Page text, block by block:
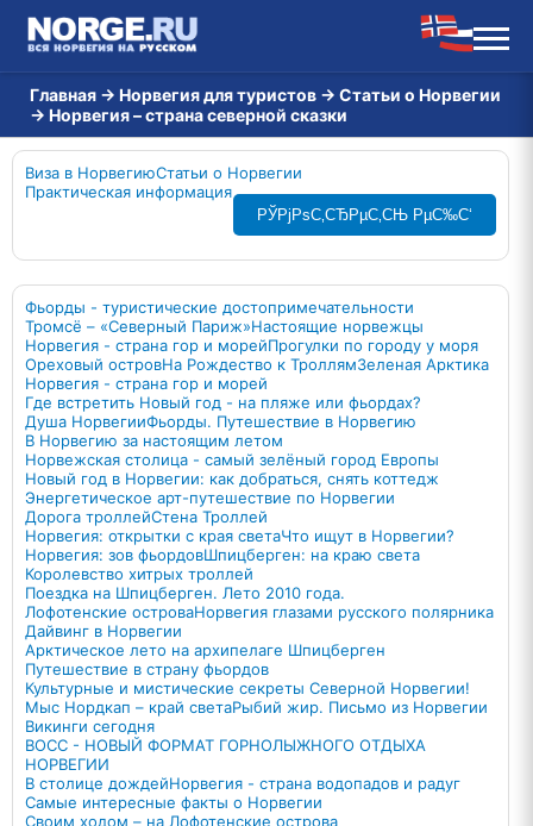
Главная → Норвегия для туристов → Статьи о Норвегии
→ Норвегия – страна северной сказки
Виза в НорвегиюСтатьи о Норвегии
Практическая информация
РЎРјРѕС‚СЂРµС‚СЊ РµС‰С‘
Фьорды - туристические достопримечательности
Тромсё – «Северный Париж»Настоящие норвежцы
Норвегия - страна гор и морейПрогулки по городу у моря
Ореховый островНа Рождество к ТроллямЗеленая Арктика
Норвегия - страна гор и морей
Где встретить Новый год - на пляже или фьордах?
Душа НорвегииФьорды. Путешествие в Норвегию
В Норвегию за настоящим летом
Норвежская столица - самый зелёный город Европы
Новый год в Норвегии: как добраться, снять коттедж
Энергетическое арт-путешествие по Норвегии
Дорога троллейСтена Троллей
Норвегия: открытки с края светаЧто ищут в Норвегии?
Норвегия: зов фьордовШпицберген: на краю света
Королевство хитрых троллей
Поездка на Шпицберген. Лето 2010 года.
Лофотенские островаНорвегия глазами русского полярника
Дайвинг в Норвегии
Арктическое лето на архипелаге Шпицберген
Путешествие в страну фьордов
Культурные и мистические секреты Северной Норвегии!
Мыс Нордкап – край светаРыбий жир. Письмо из Норвегии
Викинги сегодня
ВОСС - НОВЫЙ ФОРМАТ ГОРНОЛЫЖНОГО ОТДЫХА
НОРВЕГИИ
В столице дождейНорвегия - страна водопадов и радуг
Самые интересные факты о Норвегии
Своим ходом – на Лофотенские острова